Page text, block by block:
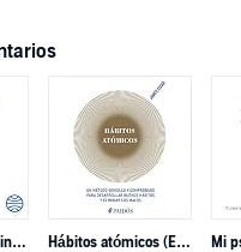
La psicología del dinero
Hábitos atómicos (Español neutro)
Mi